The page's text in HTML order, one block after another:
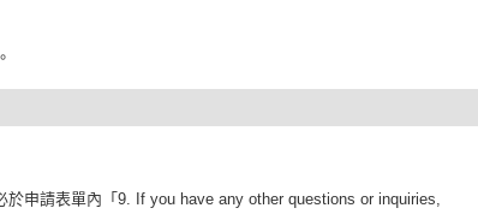
於申請表單內「9. If you have any other questions or inquiries,